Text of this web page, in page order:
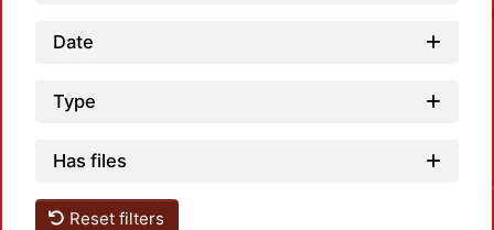
Date
Type
Has files
Reset filters